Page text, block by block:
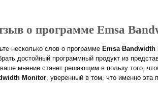
о программе Emsa
несколько слов о программе Emsa Bandwidth
достойный программный продукт из
мнение станет решающим в пользу того,
Monitor, уверенный в том, что именно эта